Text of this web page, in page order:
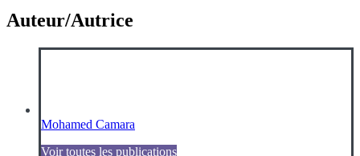
Auteur/Autrice
Mohamed Camara
Voir toutes les publications